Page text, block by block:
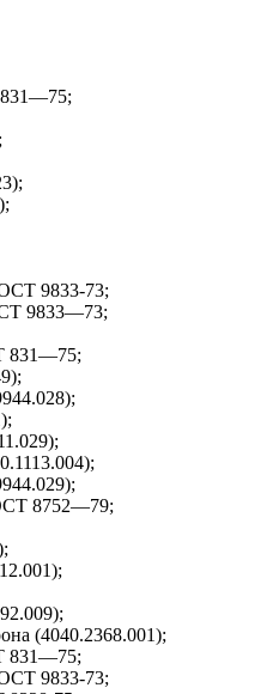
9833-73;
9833—73;
831—75;
8752—79;
(4040.2368.001);
831—75;
9833-73;